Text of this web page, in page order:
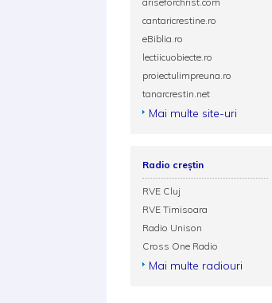
cantaricrestine.ro
eBiblia.ro
lectiicuobiecte.ro
proiectulimpreuna.ro
tanarcrestin.net
Mai multe site-uri
Radio creștin
RVE Cluj
RVE Timisoara
Radio Unison
Cross One Radio
Mai multe radiouri